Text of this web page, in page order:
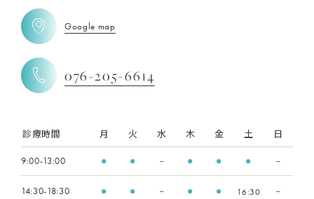
Google map
076-205-6614
診療時間 月 火 水 木 金 土 日
9:00-13:00 ● ● ー ● ● ● ー
14:30-18:30 ● ● ー ● ● 16:30 ー